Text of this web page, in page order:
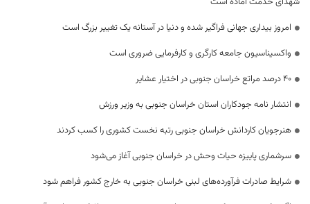
امروز بیداری جهانی فراگیر شده و دنیا در آستانه یک تغییر بزرگ است
واکسیناسیون جامعه کارگری و کارفرمایی ضروری است
40 درصد مراتع خراسان جنوبی در اختیار عشایر
انتشار نامه جودکاران استان خراسان جنوبی به وزیر ورزش
هنرجویان کاردانش خراسان جنوبی رتبه نخست کشوری را کسب کردند
سرشماری پاییزه حیات وحش در خراسان جنوبی آغاز می‌شود
شرایط صادرات فرآورده‌های لبنی خراسان جنوبی به خارج کشور فراهم شود